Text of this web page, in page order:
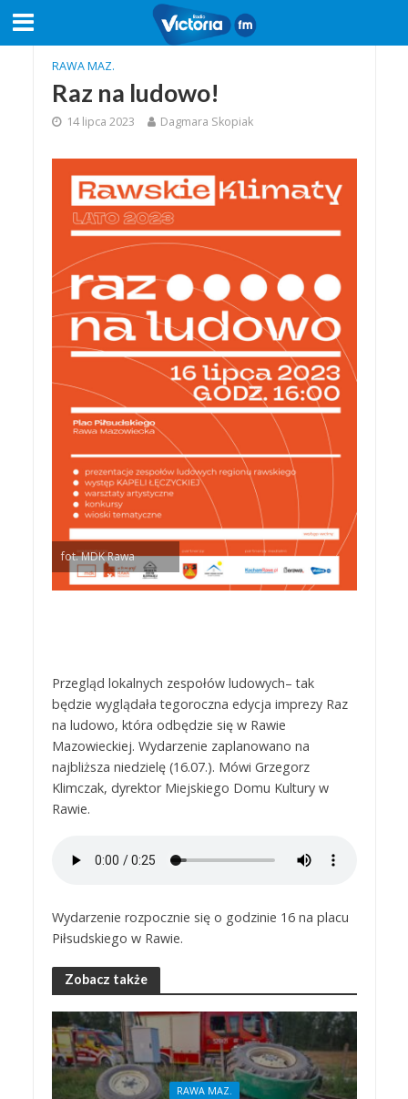
RAWA MAZ.
Raz na ludowo!
14 lipca 2023 Dagmara Skopiak
fot. MDK Rawa
Przegląd lokalnych zespołów ludowych– tak
będzie wyglądała tegoroczna edycja imprezy Raz
na ludowo, która odbędzie się w Rawie
Mazowieckiej. Wydarzenie zaplanowano na
najbliższa niedzielę (16.07.). Mówi Grzegorz
Klimczak, dyrektor Miejskiego Domu Kultury w
Rawie.
Wydarzenie rozpocznie się o godzinie 16 na placu
Piłsudskiego w Rawie.
Zobacz także
RAWA MAZ.